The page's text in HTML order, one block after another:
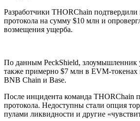
Разработчики THORChain подтвердили
протокола на сумму $10 млн и
возмещения ущерба.
По данным PeckShield, злоумышленник
также примерно $7 млн в EVM-токенах
BNB Chain и Base.
После инцидента команда THORChain
протокола. Недоступны стали опция
пулами ликвидности и другие